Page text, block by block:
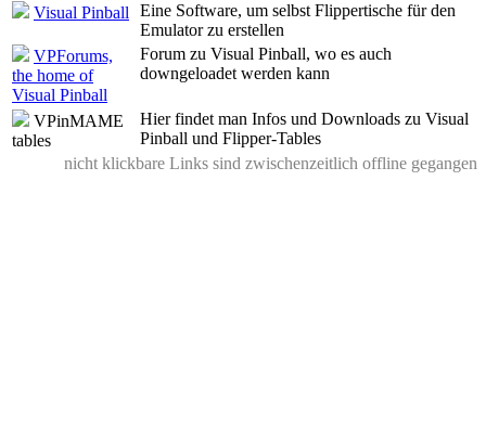
Visual Pinball Eine Software, um selbst Flippertische für den
Emulator zu erstellen
VPForums,
the home of
Visual Pinball
Forum zu Visual Pinball, wo es auch
downgeloadet werden kann
VPinMAME
tables
Hier findet man Infos und Downloads zu Visual
Pinball und Flipper-Tables
nicht klickbare Links sind zwischenzeitlich offline gegangen